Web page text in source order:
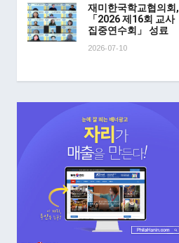
재미한국학교협의회,
「2026 제16회 교사
집중연수회」 성료
2026-07-10